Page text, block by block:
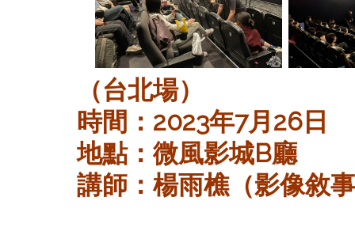
（台北場）
時間：2023年7月26日
地點：微風影城B廳
講師：楊雨樵（影像敘